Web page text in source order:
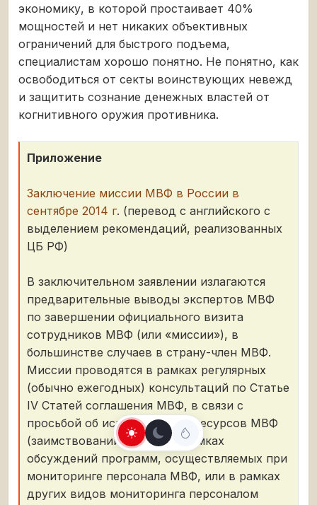
экономику, в которой простаивает 40%
мощностей и нет никаких объективных
ограничений для быстрого подъема,
специалистам хорошо понятно. Не понятно, как
освободиться от секты воинствующих невежд
и защитить сознание денежных властей от
когнитивного оружия противника.
Приложение
Заключение миссии МВФ в России в
сентябре 2014 г. (перевод с английского с
выделением рекомендаций, реализованных
ЦБ РФ)
В заключительном заявлении излагаются
предварительные выводы экспертов МВФ
по завершении официального визита
сотрудников МВФ (или «миссии»), в
большинстве случаев в страну-член МВФ.
Миссии проводятся в рамках регулярных
(обычно ежегодных) консультаций по Статье
IV Статей соглашения МВФ, в связи с
просьбой об использовании ресурсов МВФ
(заимствований у МВФ), в рамках
обсуждений программ, осуществляемых при
мониторинге персонала МВФ, или в рамках
других видов мониторинга персоналом